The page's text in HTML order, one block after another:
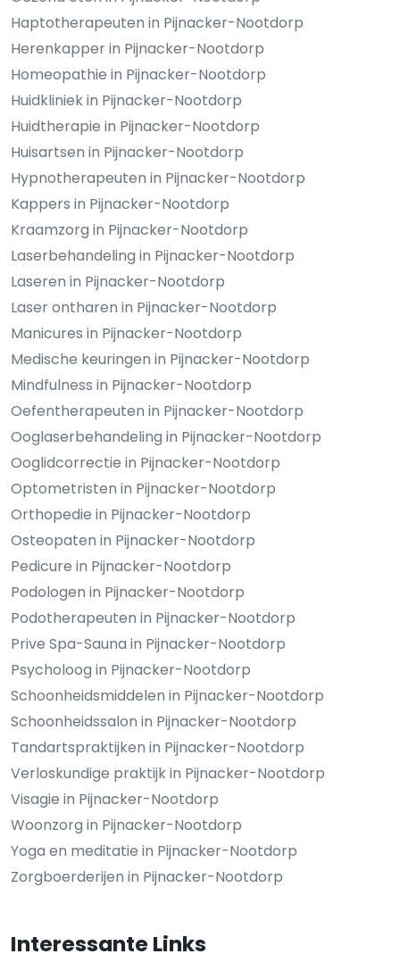
Haptotherapeuten in Pijnacker-Nootdorp
Herenkapper in Pijnacker-Nootdorp
Homeopathie in Pijnacker-Nootdorp
Huidkliniek in Pijnacker-Nootdorp
Huidtherapie in Pijnacker-Nootdorp
Huisartsen in Pijnacker-Nootdorp
Hypnotherapeuten in Pijnacker-Nootdorp
Kappers in Pijnacker-Nootdorp
Kraamzorg in Pijnacker-Nootdorp
Laserbehandeling in Pijnacker-Nootdorp
Laseren in Pijnacker-Nootdorp
Laser ontharen in Pijnacker-Nootdorp
Manicures in Pijnacker-Nootdorp
Medische keuringen in Pijnacker-Nootdorp
Mindfulness in Pijnacker-Nootdorp
Oefentherapeuten in Pijnacker-Nootdorp
Ooglaserbehandeling in Pijnacker-Nootdorp
Ooglidcorrectie in Pijnacker-Nootdorp
Optometristen in Pijnacker-Nootdorp
Orthopedie in Pijnacker-Nootdorp
Osteopaten in Pijnacker-Nootdorp
Pedicure in Pijnacker-Nootdorp
Podologen in Pijnacker-Nootdorp
Podotherapeuten in Pijnacker-Nootdorp
Prive Spa-Sauna in Pijnacker-Nootdorp
Psycholoog in Pijnacker-Nootdorp
Schoonheidsmiddelen in Pijnacker-Nootdorp
Schoonheidssalon in Pijnacker-Nootdorp
Tandartspraktijken in Pijnacker-Nootdorp
Verloskundige praktijk in Pijnacker-Nootdorp
Visagie in Pijnacker-Nootdorp
Woonzorg in Pijnacker-Nootdorp
Yoga en meditatie in Pijnacker-Nootdorp
Zorgboerderijen in Pijnacker-Nootdorp
Interessante Links